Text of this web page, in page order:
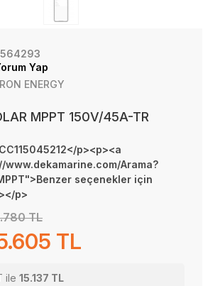
Yap
ENERGY
MPPT 150V/45A-TR
p><p><a
Arama?
seçenekler için
p>
TL
TL
ile 15.137 TL